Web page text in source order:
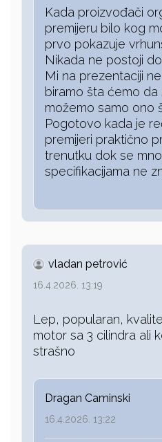
Kada proizvođači
premijeru bilo kog
prvo pokazuje
Nikada ne postoji
Mi na prezentaciji
biramo šta ćemo da
možemo samo ono
Pogotovo kada je
premijeri praktično
trenutku dok se
specifikacijama ne
vladan petrović
16.4.2026. 13:19
Lep, popularan,
motor sa 3 cilindra ali
strašno
Dragan Caminski
16.4.2026. 13:22